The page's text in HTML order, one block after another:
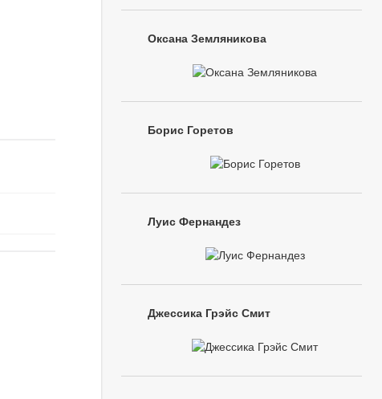
Оксана Земляникова
Борис Горетов
Луис Фернандез
Джессика Грэйс Смит